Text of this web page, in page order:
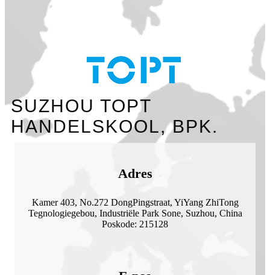
SUZHOU TOPT
HANDELSKOOL, BPK.
Adres
Kamer 403, No.272 DongPingstraat, YiYang ZhiTong
Tegnologiegebou, Industriële Park Sone, Suzhou, China
Poskode: 215128